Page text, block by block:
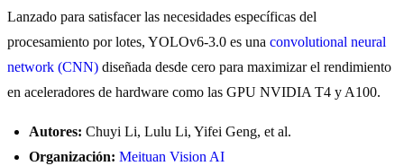
Lanzado para satisfacer las necesidades específicas del
procesamiento por lotes, YOLOv6-3.0 es una convolutional neural
network (CNN) diseñada desde cero para maximizar el rendimiento
en aceleradores de hardware como las GPU NVIDIA T4 y A100.
Autores: Chuyi Li, Lulu Li, Yifei Geng, et al.
Organización: Meituan Vision AI